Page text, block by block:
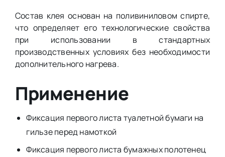
Состав клея основан на поливиниловом спирте,
что определяет его технологические свойства
при использовании в стандартных
производственных условиях без необходимости
дополнительного нагрева.
Применение
Фиксация первого листа туалетной бумаги на
гильзе перед намоткой
Фиксация первого листа бумажных полотенец